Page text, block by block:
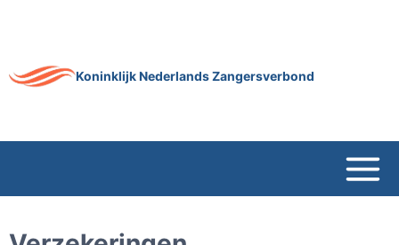
Koninklijk Nederlands Zangersverbond